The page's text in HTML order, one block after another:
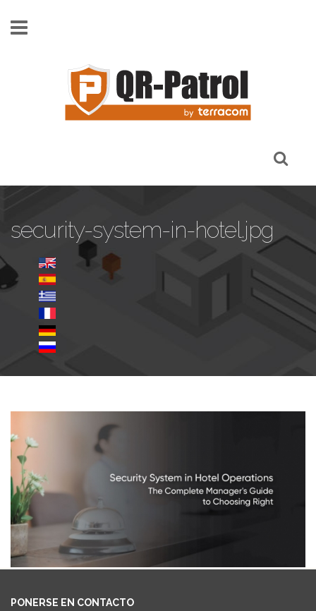
security-system-in-hotel.jpg
PONERSE EN CONTACTO